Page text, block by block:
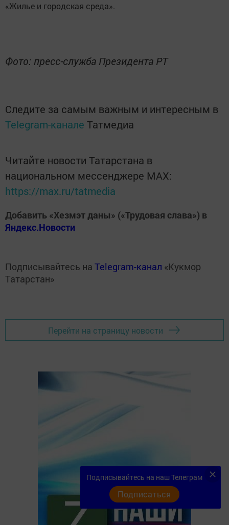
«Жилье и городская среда».
Фото: пресс-служба Президента РТ
Следите за самым важным и интересным в
Telegram-канале Татмедиа
Читайте новости Татарстана в
национальном мессенджере MАХ:
https://max.ru/tatmedia
Добавить «Хезмэт даны» («Трудовая слава») в
Яндекс.Новости
Подписывайтесь на Telegram-канал «Кукмор
Татарстан»
Перейти на страницу новости
Подписывайтесь на наш Телеграм
Подписаться